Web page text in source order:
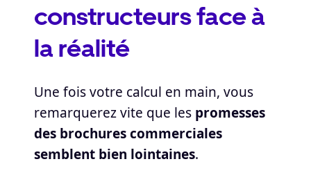
constructeurs face à
la réalité
Une fois votre calcul en main, vous
remarquerez vite que les promesses
des brochures commerciales
semblent bien lointaines.